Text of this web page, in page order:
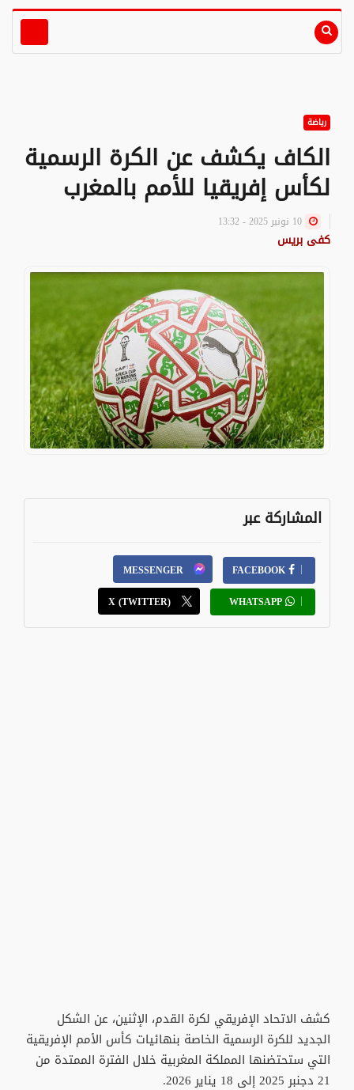
رياضة
الكاف يكشف عن الكرة الرسمية
لكأس إفريقيا للأمم بالمغرب
كفى بريس
المشاركة عبر
FACEBOOK
MESSENGER
WHATSAPP
X (TWITTER)
كشف الاتحاد الإفريقي لكرة القدم، الإثنين، عن الشكل
الجديد للكرة الرسمية الخاصة بنهائيات كأس الأمم الإفريقية
التي ستحتضنها المملكة المغربية خلال الفترة الممتدة من
21 دجنبر 2025 إلى 18 يناير 2026.